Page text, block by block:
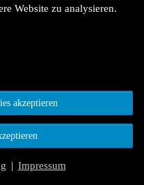
Website zu analysieren.
akzeptieren
| Impressum
TYPO3 Website von Kombinat